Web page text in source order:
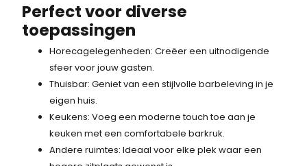
-
.
Perfect voor diverse
toepassingen
Horecagelegenheden: Creëer een uitnodigende
sfeer voor jouw gasten.
Thuisbar: Geniet van een stijlvolle barbeleving in je
eigen huis.
Keukens: Voeg een moderne touch toe aan je
keuken met een comfortabele barkruk.
Andere ruimtes: Ideaal voor elke plek waar een